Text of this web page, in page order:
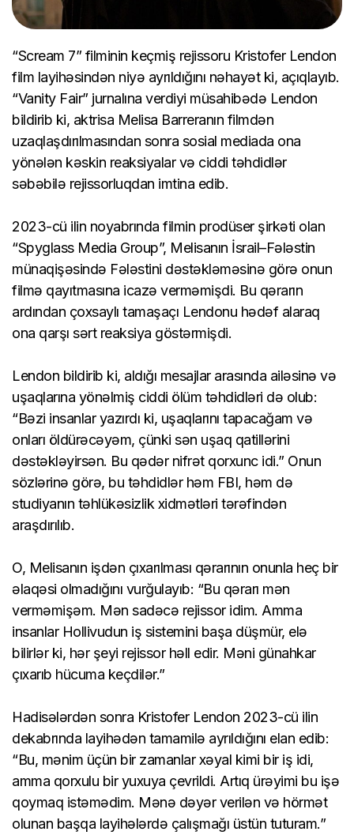
“Scream 7” filminin keçmiş rejissoru Kristofer Lendon
film layihəsindən niyə ayrıldığını nəhayət ki, açıqlayıb.
“Vanity Fair” jurnalına verdiyi müsahibədə Lendon
bildirib ki, aktrisa Melisa Barreranın filmdən
uzaqlaşdırılmasından sonra sosial mediada ona
yönələn kəskin reaksiyalar və ciddi təhdidlər
səbəbilə rejissorluqdan imtina edib.
2023-cü ilin noyabrında filmin prodüser şirkəti olan
“Spyglass Media Group”, Melisanın İsrail–Fələstin
münaqişəsində Fələstini dəstəkləməsinə görə onun
filmə qayıtmasına icazə verməmişdi. Bu qərarın
ardından çoxsaylı tamaşaçı Lendonu hədəf alaraq
ona qarşı sərt reaksiya göstərmişdi.
Lendon bildirib ki, aldığı mesajlar arasında ailəsinə və
uşaqlarına yönəlmiş ciddi ölüm təhdidləri də olub:
“Bəzi insanlar yazırdı ki, uşaqlarını tapacağam və
onları öldürəcəyəm, çünki sən uşaq qatillərini
dəstəkləyirsən. Bu qədər nifrət qorxunc idi.” Onun
sözlərinə görə, bu təhdidlər həm FBI, həm də
studiyanın təhlükəsizlik xidmətləri tərəfindən
araşdırılıb.
O, Melisanın işdən çıxarılması qərarının onunla heç bir
əlaqəsi olmadığını vurğulayıb: “Bu qərarı mən
verməmişəm. Mən sadəcə rejissor idim. Amma
insanlar Hollivudun iş sistemini başa düşmür, elə
bilirlər ki, hər şeyi rejissor həll edir. Məni günahkar
çıxarıb hücuma keçdilər.”
Hadisələrdən sonra Kristofer Lendon 2023-cü ilin
dekabrında layihədən tamamilə ayrıldığını elan edib:
“Bu, mənim üçün bir zamanlar xəyal kimi bir iş idi,
amma qorxulu bir yuxuya çevrildi. Artıq ürəyimi bu işə
qoymaq istəmədim. Mənə dəyər verilən və hörmət
olunan başqa layihələrdə çalışmağı üstün tuturam.”